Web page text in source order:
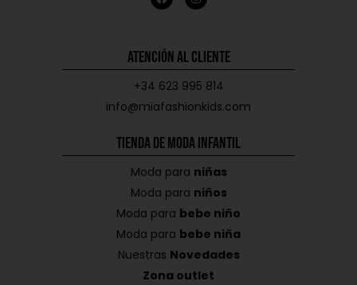
Atención al Cliente
+34 623 995 814
info@miafashionkids.com
Tienda de Moda Infantil
Moda para niñas
Moda para niños
Moda para bebe niño
Moda para bebe niña
Nuestras Novedades
Zona outlet